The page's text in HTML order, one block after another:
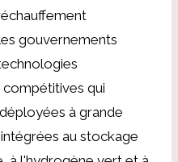
gouvernements
qui
à grande
au stockage